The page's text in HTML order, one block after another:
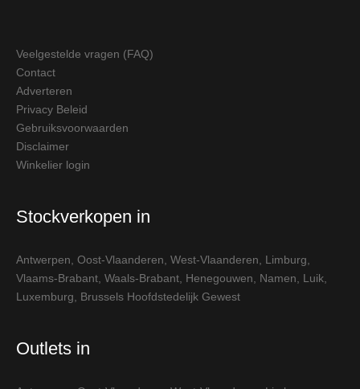
Veelgestelde vragen (FAQ)
Contact
Adverteren
Privacy Beleid
Gebruiksvoorwaarden
Disclaimer
Winkelier login
Stockverkopen in
Antwerpen Oost-Vlaanderen West-Vlaanderen Limburg
Vlaams-Brabant Waals-Brabant Henegouwen Namen Luik
Luxemburg
Brussels Hoofdstedelijk Gewest
Outlets in